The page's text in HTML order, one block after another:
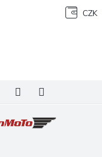
CZK